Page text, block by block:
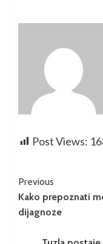
Post Views:
Previous
Kako prepoznati
dijagnoze